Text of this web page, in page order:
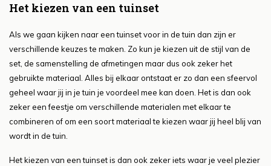
Het kiezen van een tuinset
Als we gaan kijken naar een tuinset voor in de tuin dan zijn er
verschillende keuzes te maken. Zo kun je kiezen uit de stijl van de
set, de samenstelling de afmetingen maar dus ook zeker het
gebruikte materiaal. Alles bij elkaar ontstaat er zo dan een sfeervol
geheel waar jij in je tuin je voordeel mee kan doen. Het is dan ook
zeker een feestje om verschillende materialen met elkaar te
combineren of om een soort materiaal te kiezen waar jij heel blij van
wordt in de tuin.
Het kiezen van een tuinset is dan ook zeker iets waar je veel plezier